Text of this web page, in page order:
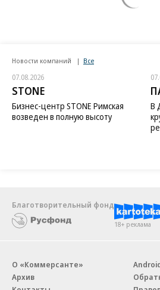
Новости компаний Все
07.08.2026
STONE
Бизнес-центр STONE Римская
возведен в полную высоту
В
Благотворительный фонд
18+ реклама
О «Коммерсанте»
Архив